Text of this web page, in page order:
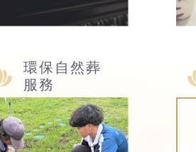
環保自然葬
服務